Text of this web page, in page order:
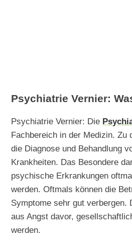
Psychiatrie Vernier:
Psychiatrie Vernier: Die
Fachbereich in der Medizin. Zu
die Diagnose und Behandlung
Krankheiten. Das Besondere
psychische Erkrankungen
werden. Oftmals können die
Symptome sehr gut verbergen.
aus Angst davor,
werden.